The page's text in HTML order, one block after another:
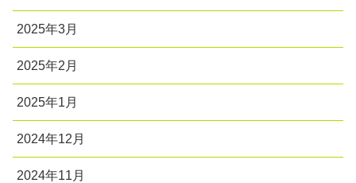
2025年3月
2025年2月
2025年1月
2024年12月
2024年11月